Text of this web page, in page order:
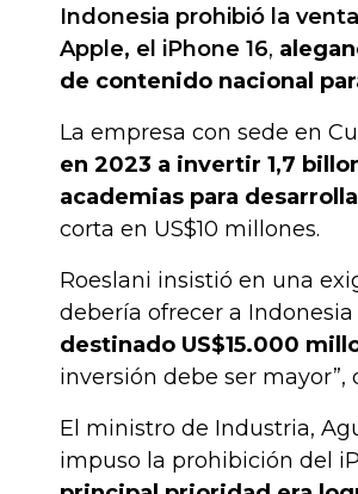
Indonesia prohibió la
Apple, el iPhone 16,
de contenido nacional
La empresa con sede en
en 2023 a invertir 1,7
academias para
corta en US$10 millones.
Roeslani insistió en una
debería ofrecer a
destinado US$15.000
inversión debe ser mayor”,
El ministro de Industria,
impuso la prohibición del